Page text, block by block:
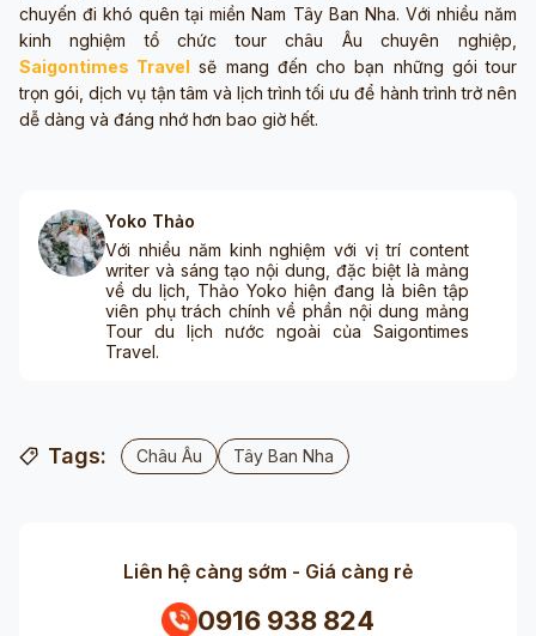
chuyến đi khó quên tại miền Nam Tây Ban Nha. Với nhiều năm
kinh nghiệm tổ chức tour châu Âu chuyên nghiệp,
Saigontimes Travel sẽ mang đến cho bạn những gói tour
trọn gói, dịch vụ tận tâm và lịch trình tối ưu để hành trình trở nên
dễ dàng và đáng nhớ hơn bao giờ hết.
Yoko Thảo
Với nhiều năm kinh nghiệm với vị trí content
writer và sáng tạo nội dung, đặc biệt là mảng
về du lịch, Thảo Yoko hiện đang là biên tập
viên phụ trách chính về phần nội dung mảng
Tour du lịch nước ngoài của Saigontimes
Travel.
Tags: Châu Âu Tây Ban Nha
Liên hệ càng sớm - Giá càng rẻ
0916 938 824